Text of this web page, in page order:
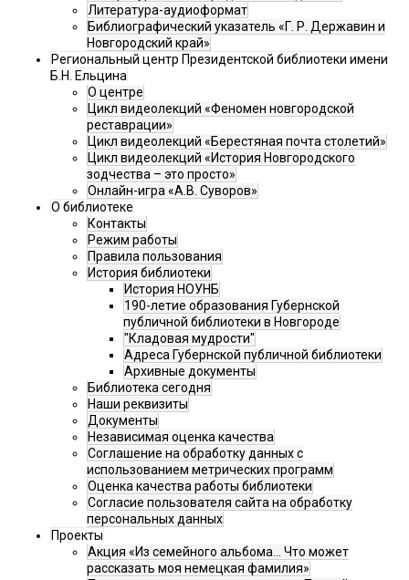
Литература-аудиоформат
Библиографический указатель «Г. Р. Державин и
Новгородский край»
Региональный центр Президентской библиотеки имени
Б.Н. Ельцина
О центре
Цикл видеолекций «Феномен новгородской
реставрации»
Цикл видеолекций «Берестяная почта столетий»
Цикл видеолекций «История Новгородского
зодчества – это просто»
Онлайн-игра «А.В. Суворов»
О библиотеке
Контакты
Режим работы
Правила пользования
История библиотеки
История НОУНБ
190-летие образования Губернской
публичной библиотеки в Новгороде
"Кладовая мудрости"
Адреса Губернской публичной библиотеки
Архивные документы
Библиотека сегодня
Наши реквизиты
Документы
Независимая оценка качества
Соглашение на обработку данных с
использованием метрических программ
Оценка качества работы библиотеки
Согласие пользователя сайта на обработку
персональных данных
Проекты
Акция «Из семейного альбома... Что может
рассказать моя немецкая фамилия»